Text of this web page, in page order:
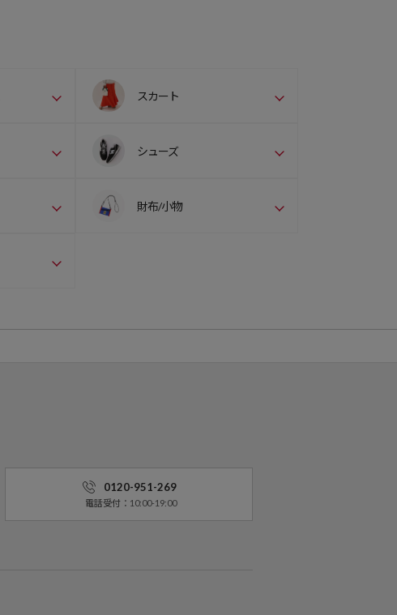
スカート
シューズ
財布/小物
0120-951-269
電話受付：10:00-19:00